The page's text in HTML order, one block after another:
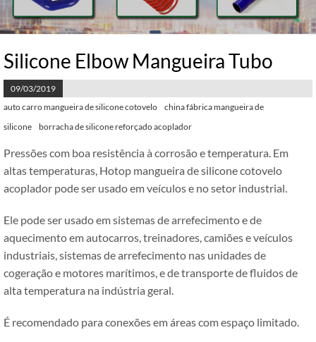
Silicone Elbow Mangueira Tubo
09/03/2019
auto carro mangueira de silicone cotovelo
china fábrica mangueira de
silicone
borracha de silicone reforçado acoplador
Pressões com boa resistência à corrosão e temperatura. Em
altas temperaturas, Hotop mangueira de silicone cotovelo
acoplador pode ser usado em veículos e no setor industrial.
Ele pode ser usado em sistemas de arrefecimento e de
aquecimento em autocarros, treinadores, camiões e veículos
industriais, sistemas de arrefecimento nas unidades de
cogeração e motores marítimos, e de transporte de fluidos de
alta temperatura na indústria geral.
É recomendado para conexões em áreas com espaço limitado.